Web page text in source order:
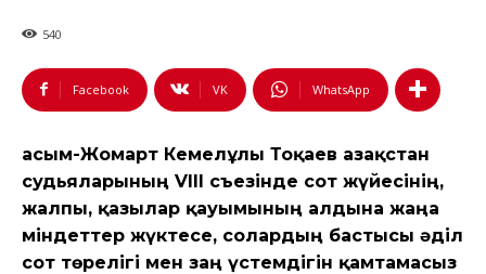
540
Facebook VK WhatsApp
Қасым-Жомарт Кемелұлы Тоқаев Қазақстан
судьяларының VIII cъезінде сот жүйесінің,
жалпы, қазылар қауымының алдына жаңа
міндеттер жүктесе, солардың бастысы әділ
сот төрелігі мен заң үстемдігін қамтамасыз